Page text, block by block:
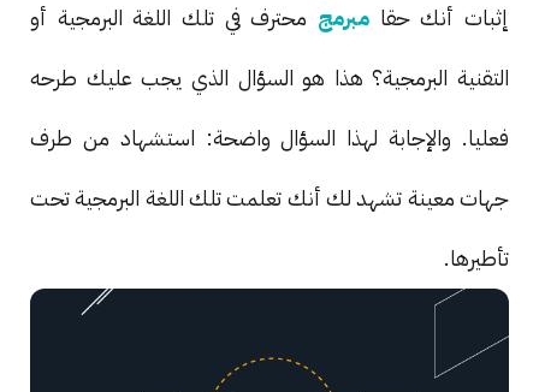
إثبات أنك حقا مبرمج محترف في تلك اللغة البرمجية أو
التقنية البرمجية؟ هذا هو السؤال الذي يجب عليك طرحه
فعليا. والإجابة لهذا السؤال واضحة: استشهاد من طرف
جهات معينة تشهد لك أنك تعلمت تلك اللغة البرمجية تحت
تأطيرها.